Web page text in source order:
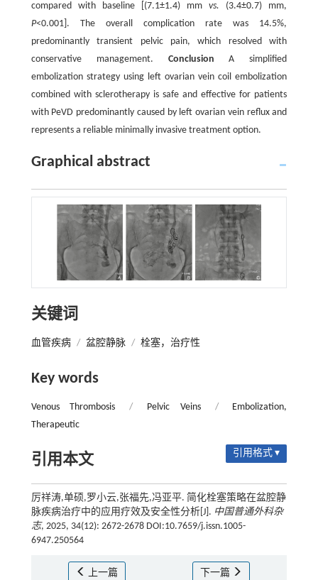
compared with baseline [(7.1±1.4) mmvs. (3.4±0.7) mm,
P<0.001]. The overall complication rate was 14.5%,
predominantly transient pelvic pain, which resolved with
conservative management. Conclusion A simplified
embolization strategy using left ovarian vein coil embolization
combined with sclerotherapy is safe and effective for patients
with PeVD predominantly caused by left ovarian vein reflux and
represents a reliable minimally invasive treatment option.
Graphical abstract
关键词
血管疾病 / 盆腔静脉 / 栓塞，治疗性
Key words
Venous Thrombosis / Pelvic Veins /
Embolization,
Therapeutic
引用本文 引用格式 ▾
厉祥涛,单硕,罗小云,张福先,冯亚平. 简化栓塞策略在盆腔静
脉疾病治疗中的应用疗效及安全性分析[J]. 中国普通外科杂
志, 2025, 34(12): 2672-2678 DOI:10.7659/j.issn.1005-
6947.250564
上一篇 下一篇